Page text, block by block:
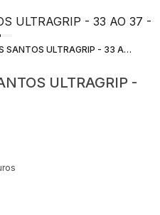
MEIA PROSOCKS SANTOS ULTRAGRIP - 33 AO 37
ULTRAGRIP -